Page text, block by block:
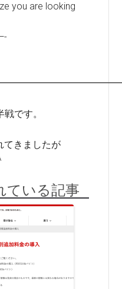
you are looking
です。
てきましたが
ている記事